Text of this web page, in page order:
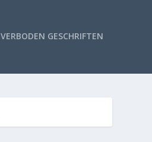
VERBODEN GESCHRIFTEN